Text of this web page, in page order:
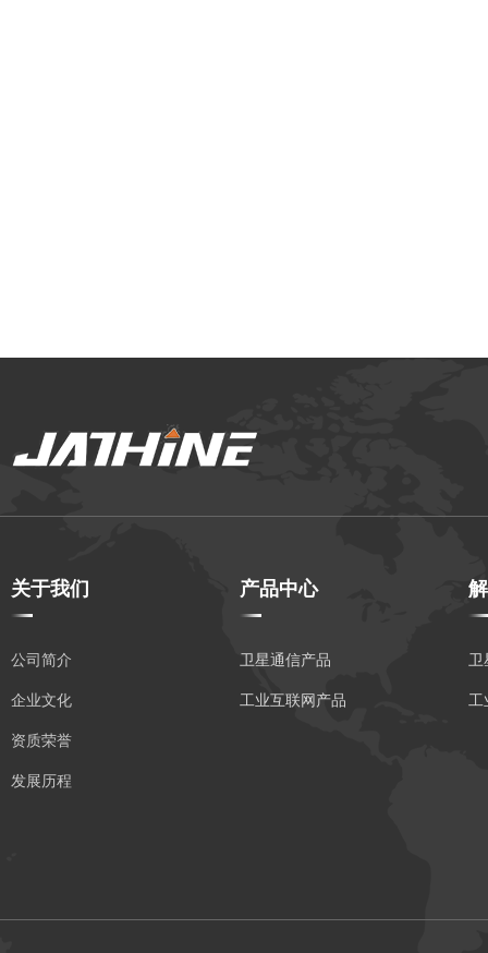
产品中心
卫星通信产品
工业互联网产品
关于我们
卫
工
公司简介
企业文化
资质荣誉
发展历程